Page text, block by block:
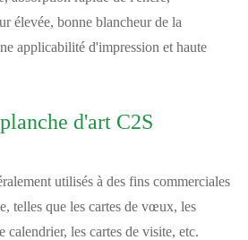
élevée, bonne blancheur de la
applicabilité d'impression et haute
d'art C2S
utilisés à des fins commerciales
telles que les cartes de vœux, les
calendrier, les cartes de visite, etc.